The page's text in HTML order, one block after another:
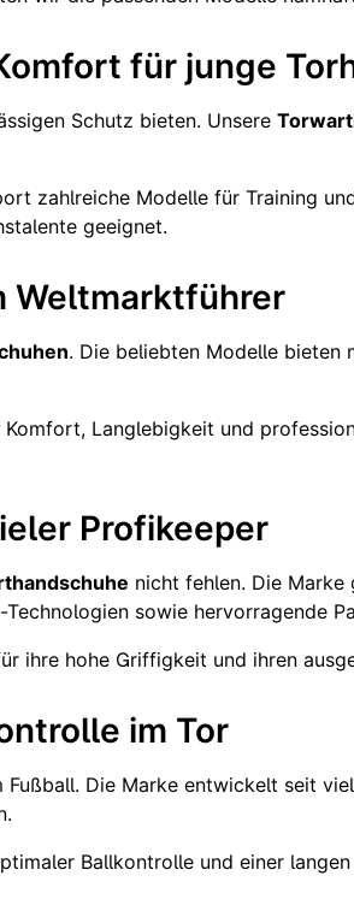
für junge
Schutz bieten. Unsere
zahlreiche Modelle für Training
geeignet.
Weltmarktführer
. Die beliebten Modelle bieten
Komfort, Langlebigkeit und
Profikeeper
nicht fehlen. Die
sowie hervorragende
ihre hohe Griffigkeit und ihren
im Tor
Die Marke entwickelt seit
Ballkontrolle und einer